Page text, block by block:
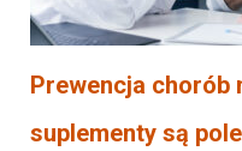
Prewencja chorób
suplementy są